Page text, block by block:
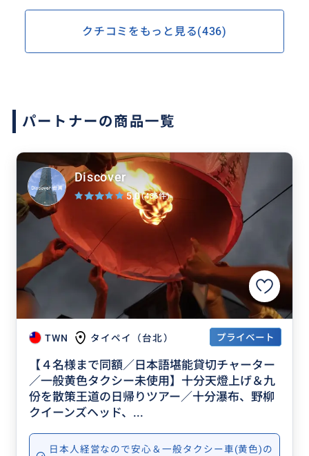
クチコミをもっと見る(436)
パートナーの商品一覧
TWN タイペイ（台北） プライベート
【４名様まで同額／日本語堪能貸切チャーター
／一般黄色タクシー未使用】十分天燈上げ＆九
份を散策王道の日帰りツアー／十分瀑布、野柳
クイーンズヘッド、...
日本人経営なので安心＆一般タクシー車(黄色)の
Discover
5.0(436件)